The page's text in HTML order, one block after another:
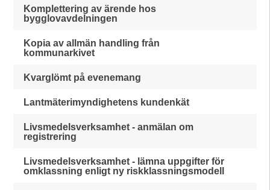
Komplettering av ärende hos
bygglovavdelningen
Kopia av allmän handling från
kommunarkivet
Kvarglömt på evenemang
Lantmäterimyndighetens kundenkät
Livsmedelsverksamhet - anmälan om
registrering
Livsmedelsverksamhet - lämna uppgifter för
omklassning enligt ny riskklassningsmodell